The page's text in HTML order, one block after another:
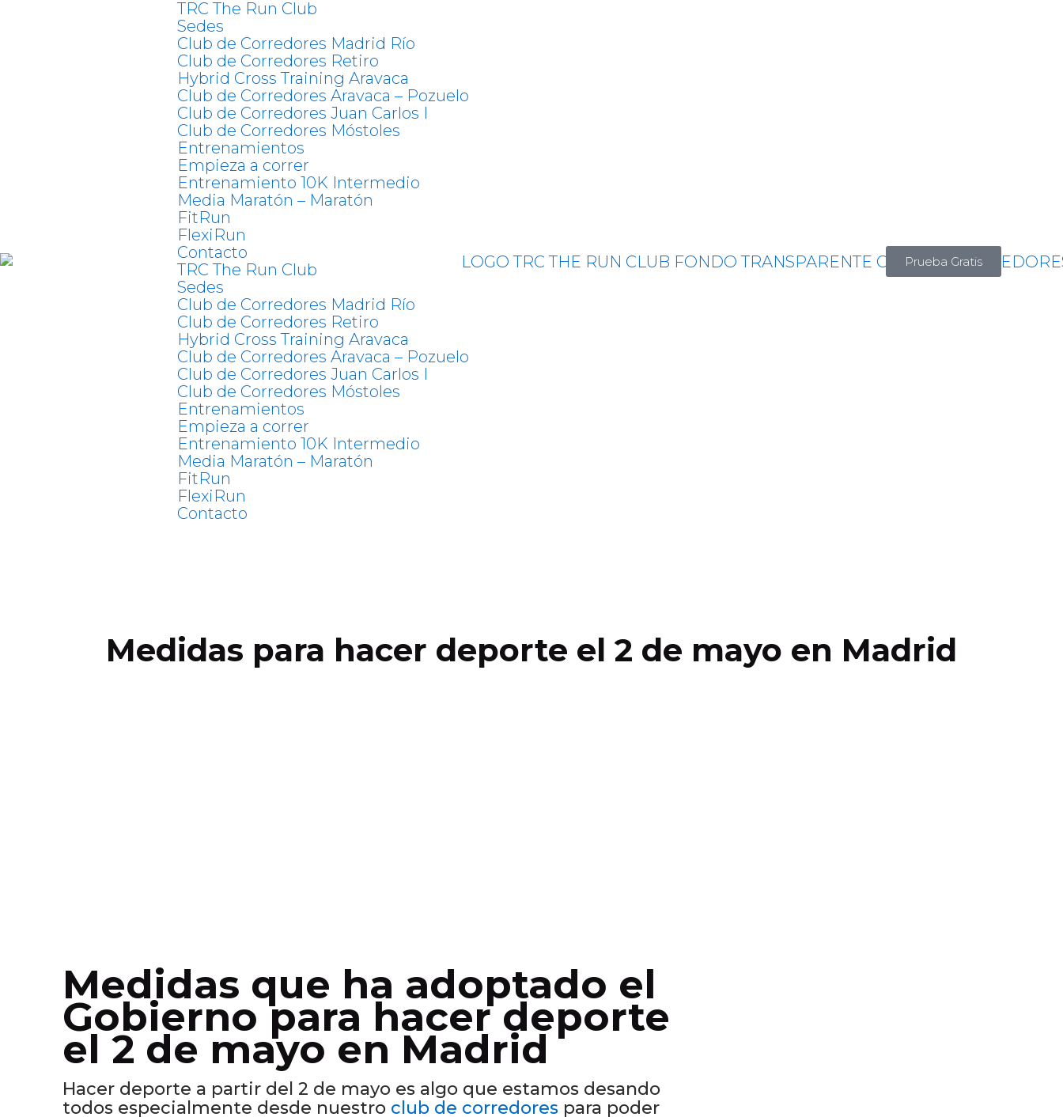
TRC The Run Club
Sedes
Club de Corredores Madrid Río
Club de Corredores Retiro
Hybrid Cross Training Aravaca
Club de Corredores Aravaca – Pozuelo
Club de Corredores Juan Carlos I
Club de Corredores Móstoles
Entrenamientos
Empieza a correr
Entrenamiento 10K Intermedio
Media Maratón – Maratón
FitRun
FlexiRun
Contacto
TRC The Run Club
Sedes
Club de Corredores Madrid Río
Club de Corredores Retiro
Hybrid Cross Training Aravaca
Club de Corredores Aravaca – Pozuelo
Club de Corredores Juan Carlos I
Club de Corredores Móstoles
Entrenamientos
Empieza a correr
Entrenamiento 10K Intermedio
Media Maratón – Maratón
FitRun
FlexiRun
Contacto
Prueba Gratis
Medidas para hacer deporte el 2 de mayo en Madrid
Medidas que ha adoptado el
Gobierno para hacer deporte
el 2 de mayo en Madrid
Hacer deporte a partir del 2 de mayo es algo que estamos desando
todos especialmente desde nuestro club de corredores para poder